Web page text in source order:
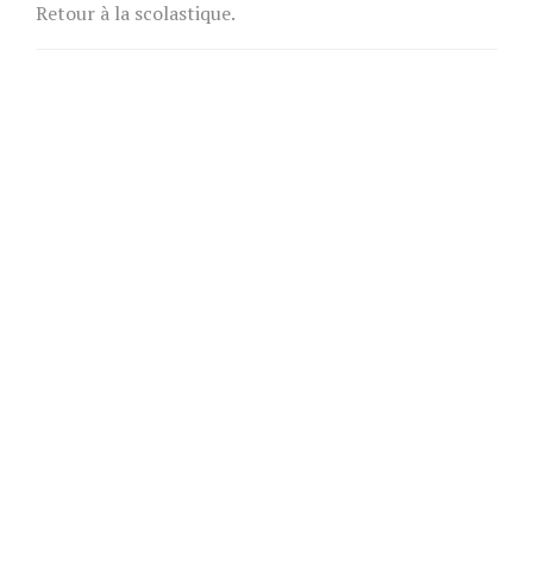
Retour à la scolastique.